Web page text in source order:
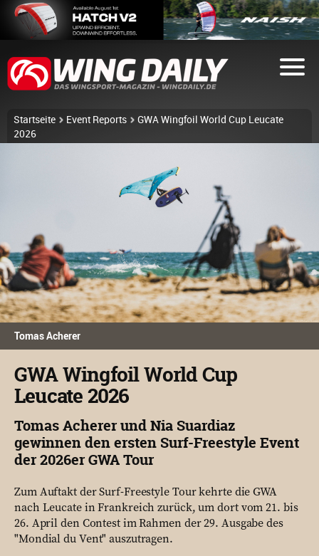
Startseite Event Reports
GWA Wingfoil World Cup Leucate
2026
Tomas Acherer
GWA Wingfoil World Cup
Leucate 2026
Tomas Acherer und Nia Suardiaz
gewinnen den ersten Surf-Freestyle Event
der 2026er GWA Tour
Zum Auftakt der Surf-Freestyle Tour kehrte die GWA
nach Leucate in Frankreich zurück, um dort vom 21. bis
26. April den Contest im Rahmen der 29. Ausgabe des
"Mondial du Vent" auszutragen.